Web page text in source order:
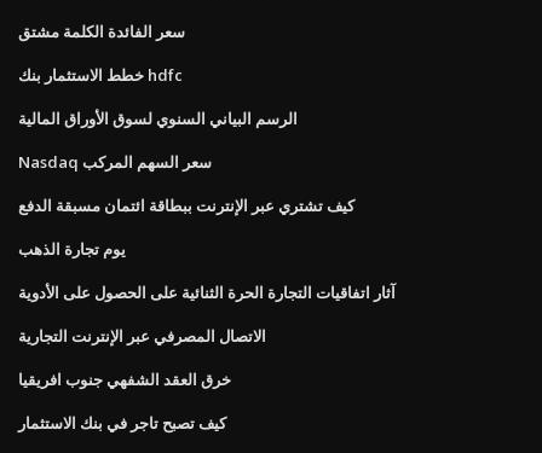
سعر الفائدة الكلمة مشتق
خطط الاستثمار بنك hdfc
الرسم البياني السنوي لسوق الأوراق المالية
Nasdaq سعر السهم المركب
كيف تشتري عبر الإنترنت ببطاقة ائتمان مسبقة الدفع
يوم تجارة الذهب
آثار اتفاقيات التجارة الحرة الثنائية على الحصول على الأدوية
الاتصال المصرفي عبر الإنترنت التجارية
خرق العقد الشفهي جنوب افريقيا
كيف تصبح تاجر في بنك الاستثمار